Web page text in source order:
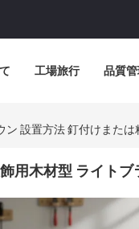
工場旅行 品質
設置方法 釘付けまた
用木材型 ライト